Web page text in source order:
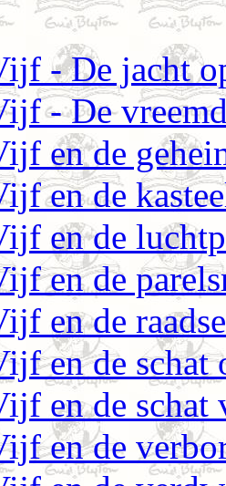
- De jacht
- De
en de
en de
en de
en de
en de
en de schat
en de
en de